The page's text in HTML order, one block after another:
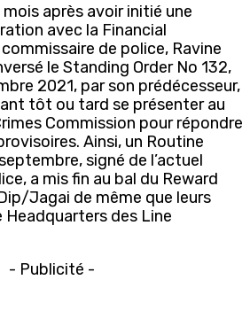
après avoir initié une
avec la Financial
de police, Ravine
le Standing Order No 132,
2021, par son prédécesseur,
tôt ou tard se présenter au
Commission pour répondre
Ainsi, un Routine
signé de l’actuel
a mis fin au bal du Reward
Jagai de même que leurs
des Line
- Publicité -